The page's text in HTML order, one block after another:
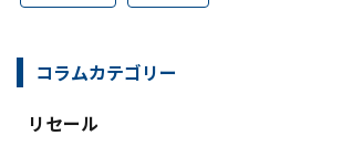
コラムカテゴリー
リセール